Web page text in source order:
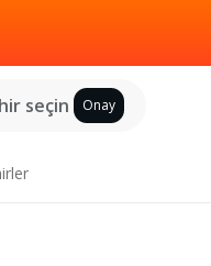
seçin Onay